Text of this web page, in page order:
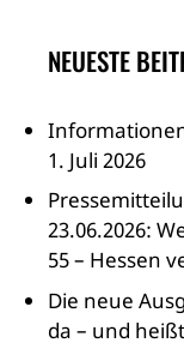
NEUESTE
1. Juli 2026
23.06.2026:
55 – Hessen
Die neue
da – und